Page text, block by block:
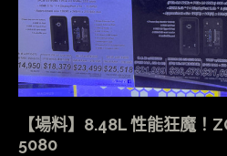
【場料】8.48L 性能狂魔！
5080